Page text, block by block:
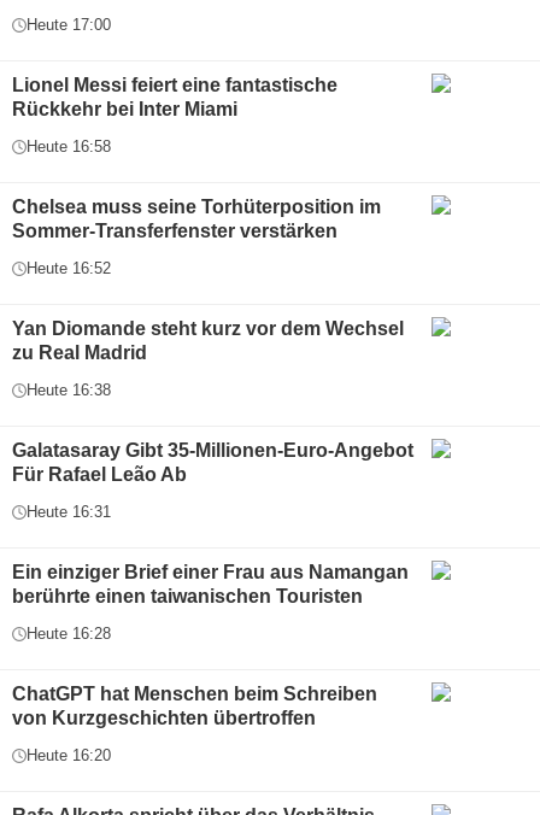
Heute 17:00
Lionel Messi feiert eine fantastische
Rückkehr bei Inter Miami
Heute 16:58
Chelsea muss seine Torhüterposition im
Sommer-Transferfenster verstärken
Heute 16:52
Yan Diomande steht kurz vor dem Wechsel
zu Real Madrid
Heute 16:38
Galatasaray Gibt 35-Millionen-Euro-Angebot
Für Rafael Leão Ab
Heute 16:31
Ein einziger Brief einer Frau aus Namangan
berührte einen taiwanischen Touristen
Heute 16:28
ChatGPT hat Menschen beim Schreiben
von Kurzgeschichten übertroffen
Heute 16:20